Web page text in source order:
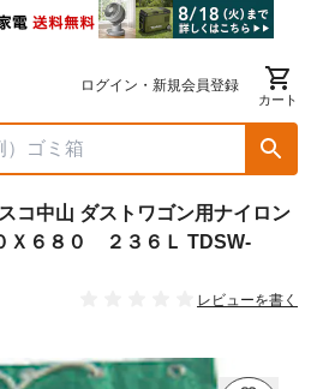
ログイン・新規会員登録
カート
コ中山 ダストワゴン用ナイロン
６８０ ２３６Ｌ TDSW-
レビューを書く